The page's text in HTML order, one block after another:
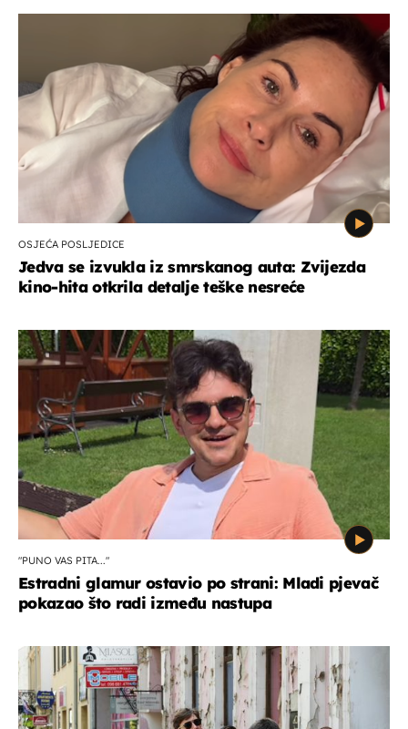
OSJEĆA POSLJEDICE
Jedva se izvukla iz smrskanog auta: Zvijezda
kino-hita otkrila detalje teške nesreće
"PUNO VAS PITA..."
Estradni glamur ostavio po strani: Mladi pjevač
pokazao što radi između nastupa